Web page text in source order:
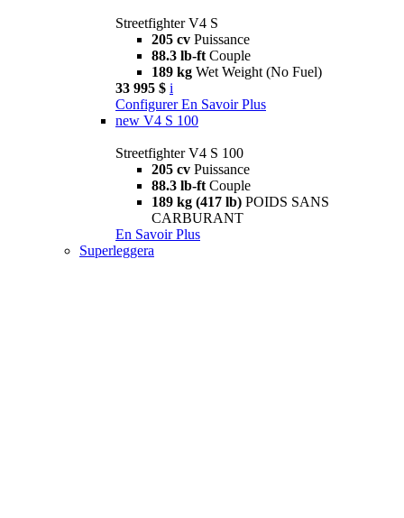
Streetfighter V4 S
205 cv Puissance
88.3 lb-ft Couple
189 kg Wet Weight (No Fuel)
33 995 $ i
Configurer En Savoir Plus
new V4 S 100
Streetfighter V4 S 100
205 cv Puissance
88.3 lb-ft Couple
189 kg (417 lb) POIDS SANS
CARBURANT
En Savoir Plus
Superleggera